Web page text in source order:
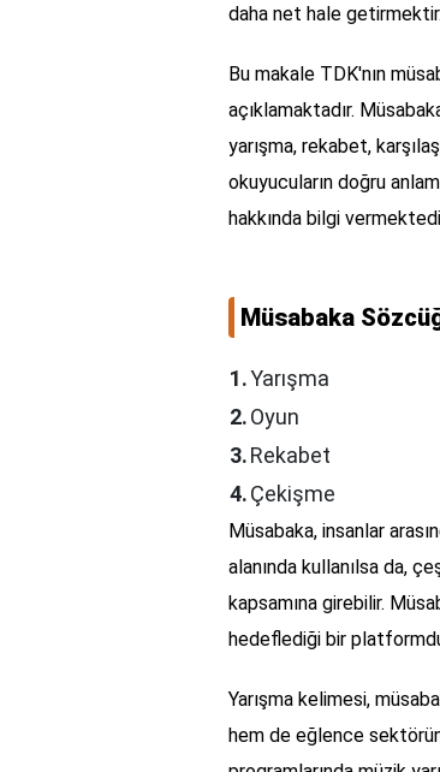
daha net hale getirmektir.
Bu makale TDK'nın
açıklamaktadır.
yarışma, rekabet,
okuyucuların doğru
hakkında bilgi
Müsabaka
1.Yarışma
2.Oyun
3.Rekabet
4.Çekişme
Müsabaka, insanlar
alanında kullanılsa da,
kapsamına girebilir.
hedeflediği bir
Yarışma kelimesi,
hem de eğlence